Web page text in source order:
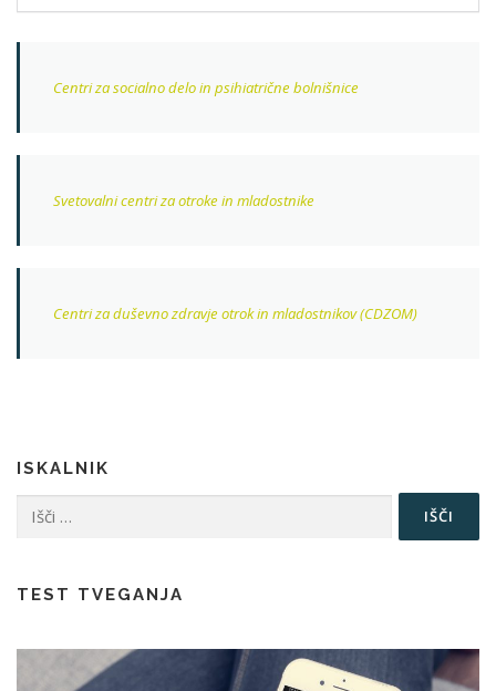
Centri za socialno delo in psihiatrične bolnišnice
Svetovalni centri za otroke in mladostnike
Centri za duševno zdravje otrok in mladostnikov (CDZOM)
ISKALNIK
Išči:
TEST TVEGANJA